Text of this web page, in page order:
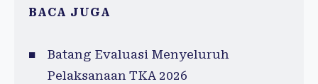
BACA JUGA
Batang Evaluasi Menyeluruh
Pelaksanaan TKA 2026